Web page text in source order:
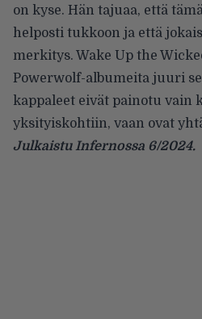
on kyse. Hän tajuaa, että
helposti tukkoon ja että
merkitys. Wake Up the
Powerwolf-albumeita juuri
kappaleet eivät painotu vain
yksityiskohtiin, vaan ovat
Julkaistu Infernossa 6/2024.